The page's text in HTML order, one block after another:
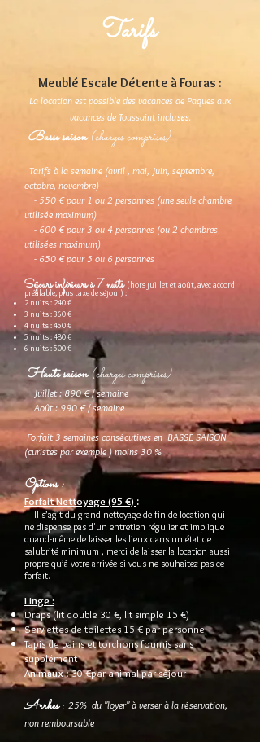
Tarifs
Meublé Escale Détente à Fouras :
La location est possible des vacances de Paques aux
vacances de Toussaint incluses.
Basse saison(charges comprises)
Tarifs à la semaine (avril , mai, Juin, septembre,
octobre, novembre)
- 550 € pour 1 ou 2 personnes (une seule chambre
utilisée maximum)
- 600 € pour 3 ou 4 personnes (ou 2 chambres
utilisées maximum)
- 650 € pour 5 ou 6 personnes
Séjours inférieurs à 7 nuits (hors juillet et août, avec accord
préalable, plus taxe de séjour) :
2 nuits : 240 €
3 nuits : 360 €
4 nuits : 450 €
5 nuits : 480 €
6 nuits : 500 €
Haute saison (charges comprises)
Juillet : 890 € / semaine
Août : 990 € / semaine
Forfait 3 semaines consécutives en BASSE SAISON
(curistes par exemple ) moins 30 %
Options :
Forfait Nettoyage (95 €) :
Il s’agit du grand nettoyage de fin de location qui
ne dispense pas d'un entretien régulier et implique
quand-même de laisser les lieux dans un état de
salubrité minimum , merci de laisser la location aussi
propre qu’à votre arrivée ​si vous ne souhaitez pas ce
forfait.
Linge :
Draps (lit double 30 €, lit simple 15 €)
Serviettes de toilettes 15 € par personne
Tapis de bains et torchons fournis sans
supplément
Animaux: 30 €par animal par séjour
Arrhes: 25% du "loyer" à verser à la réservation,
non remboursable